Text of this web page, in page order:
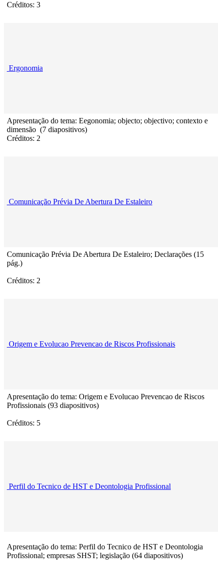
Créditos: 3
Ergonomia
Apresentação do tema: Eegonomia; objecto; objectivo; contexto e
dimensão (7 diapositivos)
Créditos: 2
Comunicação Prévia De Abertura De Estaleiro
Comunicação Prévia De Abertura De Estaleiro; Declarações (15
pág.)
Créditos: 2
Origem e Evolucao Prevencao de Riscos Profissionais
Apresentação do tema: Origem e Evolucao Prevencao de Riscos
Profissionais (93 diapositivos)
Créditos: 5
Perfil do Tecnico de HST e Deontologia Profissional
Apresentação do tema: Perfil do Tecnico de HST e Deontologia
Profissional; empresas SHST; legislação (64 diapositivos)